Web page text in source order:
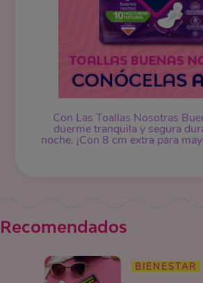
Con Las Toallas Nosotras
duerme tranquila y segura
noche. ¡Con 8 cm extra para
Recomendados
BIENESTAR